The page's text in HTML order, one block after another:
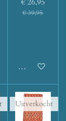
de hoogte
€ 26,95
€ 39,95
Houd mij op
Uitverkocht